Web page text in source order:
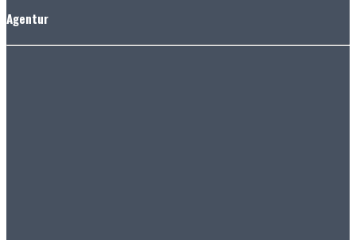
Agentur